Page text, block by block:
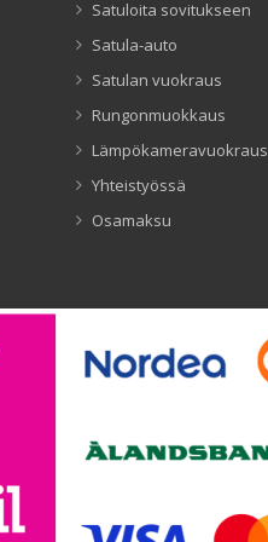
Satuloita sovitukseen
Satula-auto
Satulan vuokraus
Rungonmuokkaus
Lämpökameravuokraus
Yhteistyössä
Osamaksu